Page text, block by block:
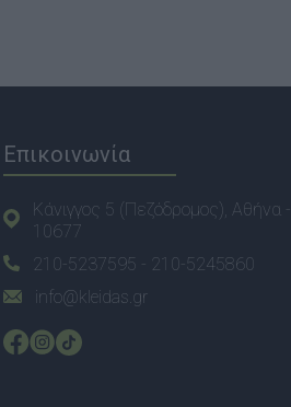
Επικοινωνία
Κάνιγγος 5 (Πεζόδρομος), Αθήνα -
10677
210-5237595 - 210-5245860
info@kleidas.gr